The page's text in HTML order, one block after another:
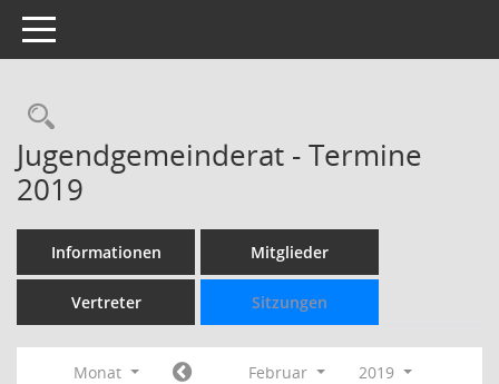
Toggle navigation
Rechercheauswahl
Jugendgemeinderat - Termine
2019
Informationen Mitglieder
Vertreter Sitzungen
Monat Februar
2019